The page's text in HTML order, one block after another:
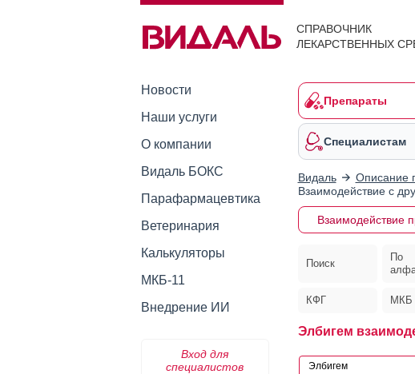
СПРАВОЧНИК
ЛЕКАРСТВЕННЫХ
Новости
Наши услуги
О компании
Видаль БОКС
Парафармацевтика
Ветеринария
Калькуляторы
МКБ-11
Внедрение ИИ
Вход для
специалистов
Препараты
Специалистам
Видаль Описание
Взаимодействие с
Взаимодействие
Поиск
По
КФГ МКБ
Элбигем